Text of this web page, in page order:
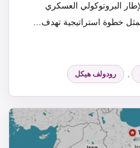
البروتوكولي العسكري
تمثل خطوة استراتيجية تهدف…
, رودولف هيكل